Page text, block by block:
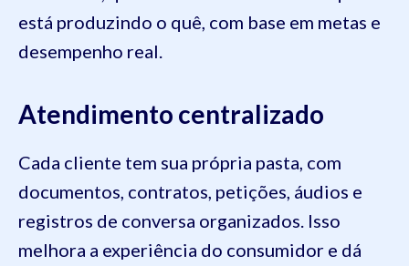
está produzindo o quê, com base em metas e
desempenho real.
Atendimento centralizado
Cada cliente tem sua própria pasta, com
documentos, contratos, petições, áudios e
registros de conversa organizados. Isso
melhora a experiência do consumidor e dá